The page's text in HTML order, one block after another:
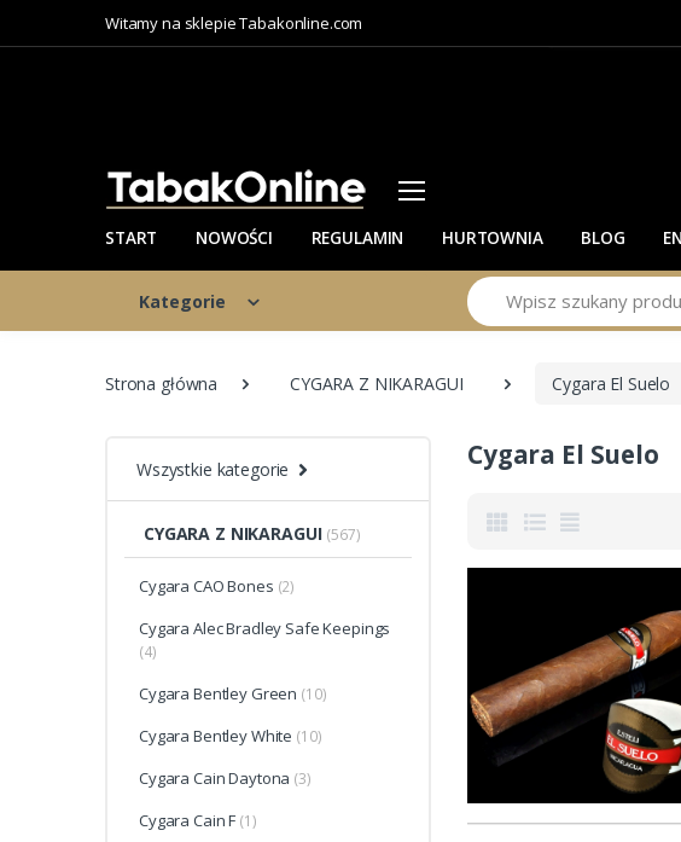
Witamy na sklepie Tabakonline.com
START NOWOŚCI REGULAMIN HURTOWNIA BLOG
Kategorie
Szukaj
Strona główna CYGARA Z NIKARAGUI Cygara El Suelo
Wszystkie kategorie
CYGARA Z NIKARAGUI (567)
Cygara CAO Bones (2)
Cygara Alec Bradley Safe Keepings
(4)
Cygara Bentley Green (10)
Cygara Bentley White (10)
Cygara Cain Daytona (3)
Cygara Cain F (1)
Cygara El Suelo